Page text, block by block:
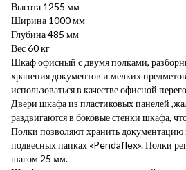
Высота 1255 мм
Ширина 1000 мм
Глубина 485 мм
Вес 60 кг
Шкаф офисный с двумя полками,
хранения документов и мелких
использоваться в качестве офисной
Двери шкафа из пластиковых панелей
раздвигаются в боковые стенки шкафа,
Полки позволяют хранить документацию
подвесных папках «Pendaflex». Полки
шагом 25 мм.